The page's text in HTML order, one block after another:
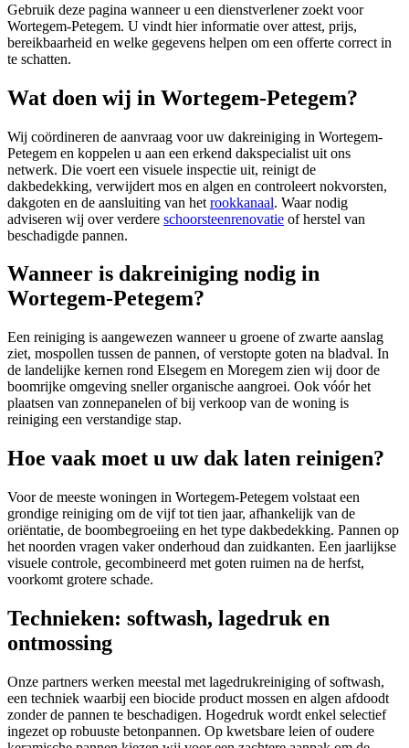
Gebruik deze pagina wanneer u een dienstverlener zoekt voor
Wortegem-Petegem. U vindt hier informatie over attest, prijs,
bereikbaarheid en welke gegevens helpen om een offerte correct in
te schatten.
Wat doen wij in Wortegem-Petegem?
Wij coördineren de aanvraag voor uw dakreiniging in Wortegem-
Petegem en koppelen u aan een erkend dakspecialist uit ons
netwerk. Die voert een visuele inspectie uit, reinigt de
dakbedekking, verwijdert mos en algen en controleert nokvorsten,
dakgoten en de aansluiting van het rookkanaal. Waar nodig
adviseren wij over verdere schoorsteenrenovatie of herstel van
beschadigde pannen.
Wanneer is dakreiniging nodig in
Wortegem-Petegem?
Een reiniging is aangewezen wanneer u groene of zwarte aanslag
ziet, mospollen tussen de pannen, of verstopte goten na bladval. In
de landelijke kernen rond Elsegem en Moregem zien wij door de
boomrijke omgeving sneller organische aangroei. Ook vóór het
plaatsen van zonnepanelen of bij verkoop van de woning is
reiniging een verstandige stap.
Hoe vaak moet u uw dak laten reinigen?
Voor de meeste woningen in Wortegem-Petegem volstaat een
grondige reiniging om de vijf tot tien jaar, afhankelijk van de
oriëntatie, de boombegroeiing en het type dakbedekking. Pannen op
het noorden vragen vaker onderhoud dan zuidkanten. Een jaarlijkse
visuele controle, gecombineerd met goten ruimen na de herfst,
voorkomt grotere schade.
Technieken: softwash, lagedruk en
ontmossing
Onze partners werken meestal met lagedrukreiniging of softwash,
een techniek waarbij een biocide product mossen en algen afdoodt
zonder de pannen te beschadigen. Hogedruk wordt enkel selectief
ingezet op robuuste betonpannen. Op kwetsbare leien of oudere